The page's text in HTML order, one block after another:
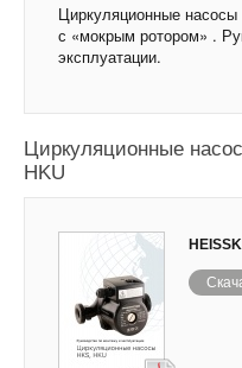
Циркуляционные
с «мокрым ротором» .
эксплуатации.
Циркуляционные
HKU